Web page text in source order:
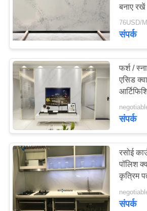
ब्लैक क्वार्ट्ज
ग्रे क्वार्ट्ज स्टोन
बनाए रखें
76USD/
संपर्क
फर्श /
एसिड
संपर्क
रसोई
पॉलिश
कृत्रिम
संपर्क